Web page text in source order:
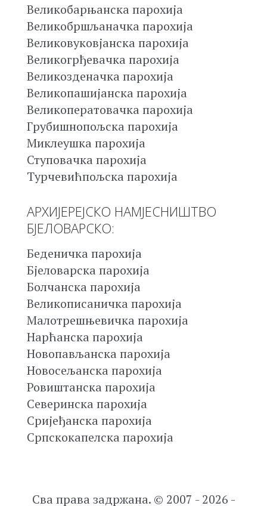
Великобарњанска парохија
Великобршљаначка парохија
Великовуковјанска парохија
Великогрђевачка парохија
Великозденачка парохија
Великопашијанска парохија
Великоператовачка парохија
Грубишнопољска парохија
Миклеушка парохија
Ступовачка парохија
Турчевићпољска парохија
АРХИЈЕРЕЈСКО НАМЈЕСНИШТВО
БЈЕЛОВАРСКО:
Беденичка парохија
Бјеловарска парохија
Болчанска парохија
Великописаничка парохија
Малотрешњевичка парохија
Нарћанска парохија
Новопављанска парохија
Новосељанска парохија
Ровиштанска парохија
Северинска парохија
Сријеђанска парохија
Српскокапелска парохија
Сва права задржана. © 2007 - 2026 -